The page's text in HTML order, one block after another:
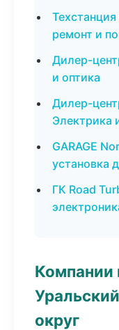
ремонт и
Дилер-
и оптика
Дилер-
Электрика
GARAGE
установка
ГК Road
Компании
округ